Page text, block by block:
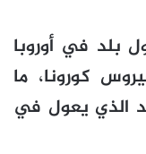
بلد في أوروبا
كورونا، ما
الذي يعول في